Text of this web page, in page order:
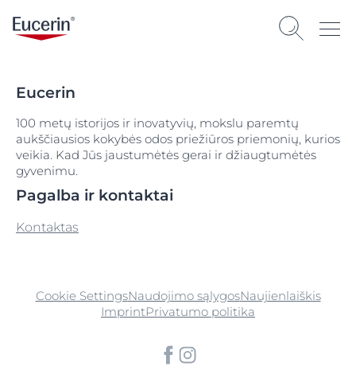
Eucerin
100 metų istorijos ir inovatyvių, mokslu paremtų
aukščiausios kokybės odos priežiūros priemonių, kurios
veikia. Kad Jūs jaustumėtės gerai ir džiaugtumėtės
gyvenimu.
Pagalba ir kontaktai
Kontaktas
Cookie SettingsNaudojimo sąlygosNaujienlaiškis
ImprintPrivatumo politika